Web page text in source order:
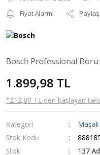
Fiyat Alarmı
Paylaş
Bosch Professional Boru
1.899,98 TL
*212,80 TL den başlayan
Kategori
Stok Kodu
Stok
137